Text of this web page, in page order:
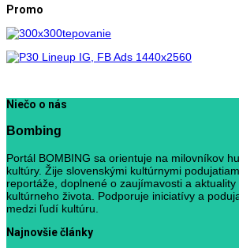
Promo
Niečo o nás
Bombing
Portál BOMBING sa orientuje na milovníkov
kultúry. Žije slovenskými kultúrnymi
reportáže, doplnené o zaujímavosti a
kultúrneho života. Podporuje iniciatívy a
medzi ľudí kultúru.
Najnovšie články